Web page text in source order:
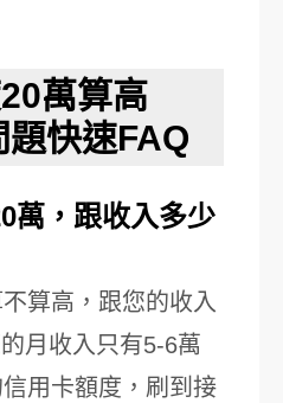
萬算高
快速FAQ
萬，跟收入多少
算高，跟您的收入
月收入只有5-6萬
用卡額度，刷到接